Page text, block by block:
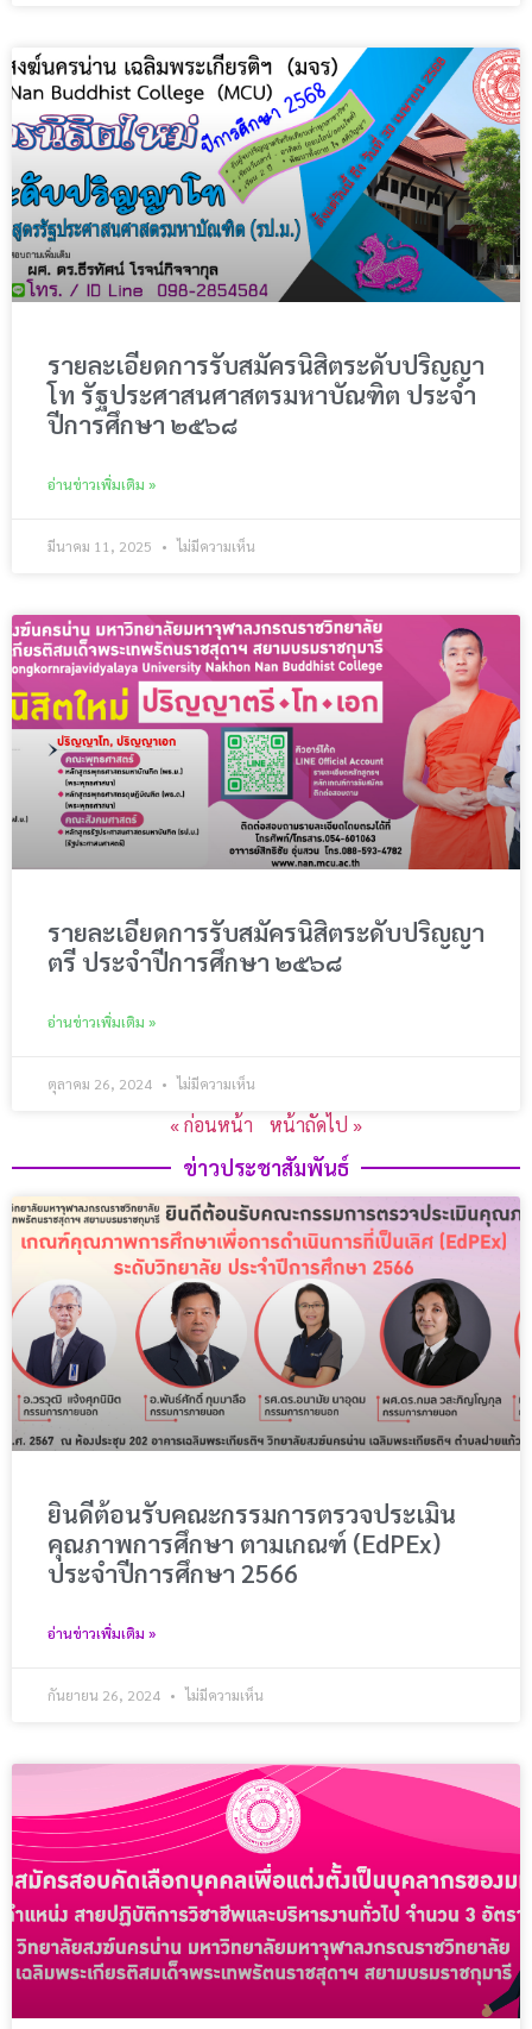
รายละเอียดการรับสมัครนิสิตระดับปริญญา
โท รัฐประศาสนศาสตรมหาบัณฑิต ประจำ
ปีการศึกษา ๒๕๖๘
อ่านข่าวเพิ่มเติม »
มีนาคม 11, 2025 ไม่มีความเห็น
รายละเอียดการรับสมัครนิสิตระดับปริญญา
ตรี ประจำปีการศึกษา ๒๕๖๘
อ่านข่าวเพิ่มเติม »
ตุลาคม 26, 2024 ไม่มีความเห็น
« ก่อนหน้า หน้าถัดไป »
ข่าวประชาสัมพันธ์​
ยินดีต้อนรับคณะกรรมการตรวจประเมิน
คุณภาพการศึกษา ตามเกณฑ์ (EdPEx)
ประจำปีการศึกษา 2566
อ่านข่าวเพิ่มเติม »
กันยายน 26, 2024 ไม่มีความเห็น